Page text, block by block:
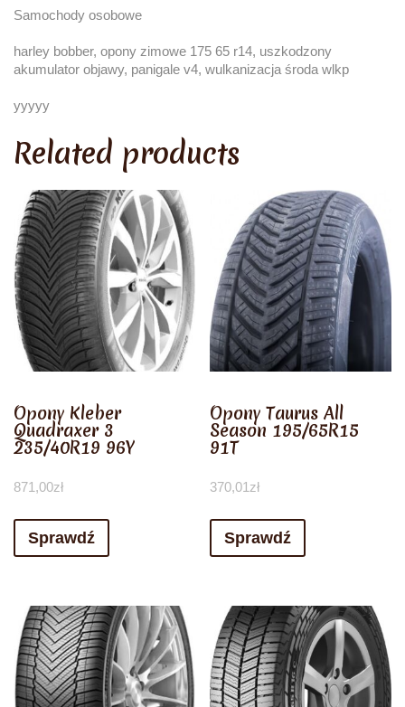
Samochody osobowe
harley bobber, opony zimowe 175 65 r14, uszkodzony
akumulator objawy, panigale v4, wulkanizacja środa wlkp
yyyyy
Related products
Opony Kleber
Quadraxer 3
235/40R19 96Y
871,00zł
Sprawdź
Opony Taurus All
Season 195/65R15
91T
370,01 zł
Sprawdź